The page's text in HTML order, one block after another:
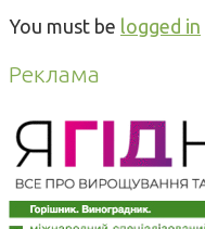
You must be logged in
Реклама